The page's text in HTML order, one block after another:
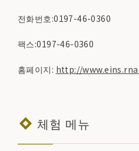
전화번호:0197-46-0360
팩스:0197-46-0360
홈페이지: http://
체험 메뉴